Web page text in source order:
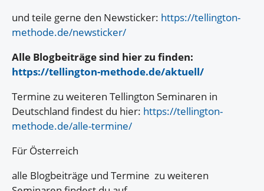
und teile gerne den Newsticker: https://tellington-
methode.de/newsticker/
Alle Blogbeiträge sind hier zu finden:
https://tellington-methode.de/aktuell/
Termine zu weiteren Tellington Seminaren in
Deutschland findest du hier: https://tellington-
methode.de/alle-termine/
Für Österreich
alle Blogbeiträge und Termine zu weiteren